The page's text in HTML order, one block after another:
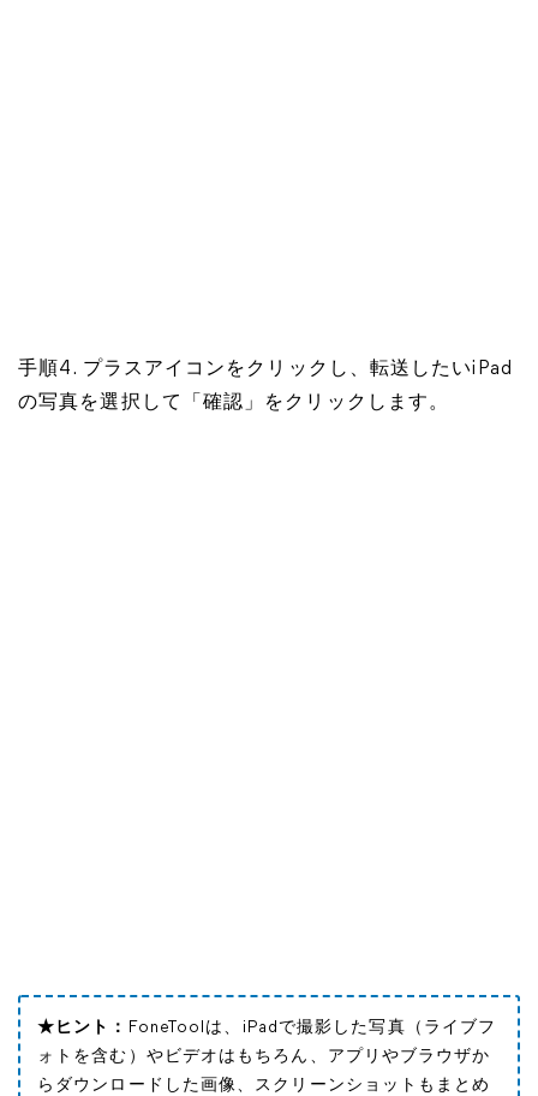
手順4. プラスアイコンをクリックし、転送したいiPad
の写真を選択して「確認」をクリックします。
★ヒント： FoneToolは、iPadで撮影した写真（ライブフ
ォトを含む）やビデオはもちろん、アプリやブラウザか
らダウンロードした画像、スクリーンショットもまとめ